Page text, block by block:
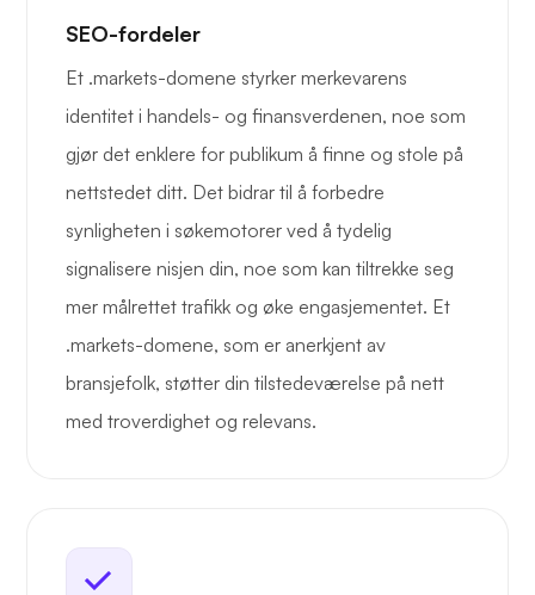
SEO-fordeler
Et .markets-domene styrker merkevarens
identitet i handels- og finansverdenen, noe som
gjør det enklere for publikum å finne og stole på
nettstedet ditt. Det bidrar til å forbedre
synligheten i søkemotorer ved å tydelig
signalisere nisjen din, noe som kan tiltrekke seg
mer målrettet trafikk og øke engasjementet. Et
.markets-domene, som er anerkjent av
bransjefolk, støtter din tilstedeværelse på nett
med troverdighet og relevans.